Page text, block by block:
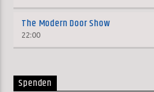
The Modern Door Show
22:00
Spenden